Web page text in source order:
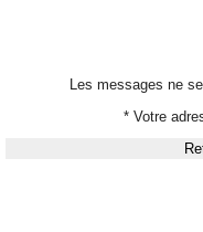
Les messages ne
* Votre